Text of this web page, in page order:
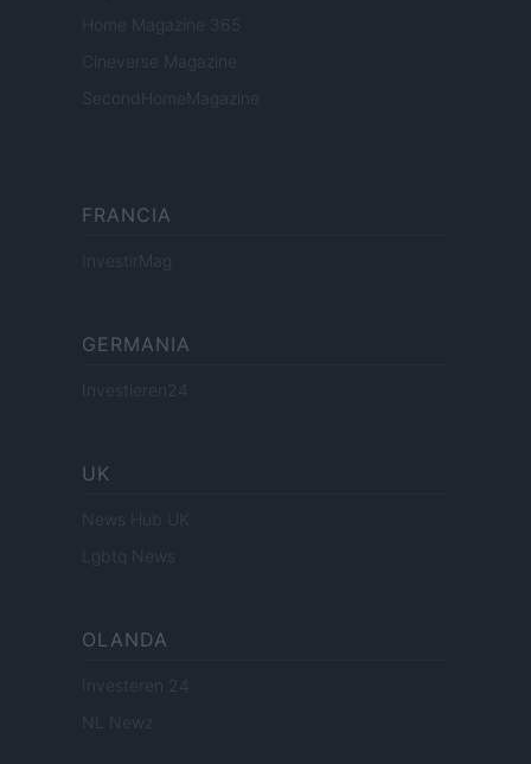
Home Magazine 365
Cineverse Magazine
SecondHomeMagazine
FRANCIA
InvestirMag
GERMANIA
Investieren24
UK
News Hub UK
Lgbtq News
OLANDA
Investeren 24
NL Newz